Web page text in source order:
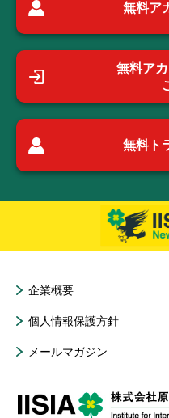
無料ア
無料ア
無料ト
企業概要
個人情報保護方針
メールマガジン